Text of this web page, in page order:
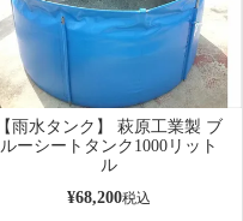
【雨水タンク】 萩原工業製 ブ
ルーシートタンク1000リット
ル
¥68,200税込